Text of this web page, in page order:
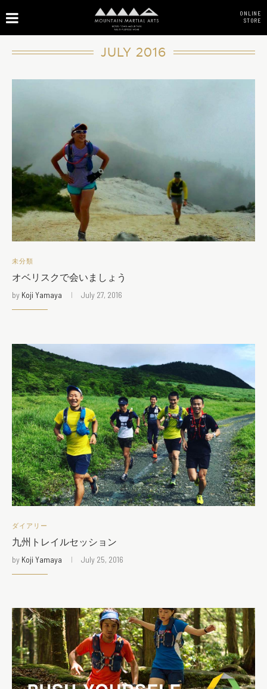
ONLINE
STORE
JULY 2016
未分類
オベリスクで会いましょう
by Koji Yamaya July 27, 2016
ダイアリー
九州トレイルセッション
by Koji Yamaya July 25, 2016